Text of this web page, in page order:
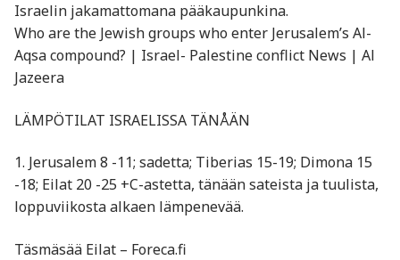
Israelin jakamattomana pääkaupunkina.
Who are the Jewish groups who enter Jerusalem’s Al-
Aqsa compound? | Israel- Palestine conflict News | Al
Jazeera
LÄMPÖTILAT ISRAELISSA TÄNÅÄN
1. Jerusalem 8 -11; sadetta; Tiberias 15-19; Dimona 15
-18; Eilat 20 -25 +C-astetta, tänään sateista ja tuulista,
loppuviikosta alkaen lämpenevää.
Täsmäsää Eilat – Foreca.fi